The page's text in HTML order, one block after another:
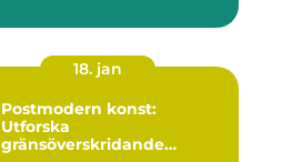
18. jan
Postmodern konst:
Utforska
gränsöverskridande